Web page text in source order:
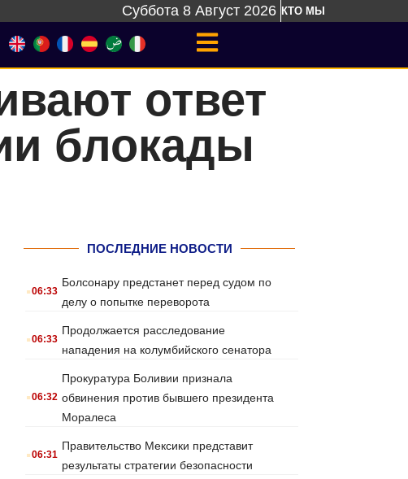
Суббота 8 Август 2026 КТО МЫ
ответ
блокады
ПОСЛЕДНИЕ НОВОСТИ
.06:33
Болсонару предстанет перед судом по
делу о попытке переворота
.06:33
Продолжается расследование
нападения на колумбийского сенатора
.06:32
Прокуратура Боливии признала
обвинения против бывшего президента
Моралеса
.06:31
Правительство Мексики представит
результаты стратегии безопасности